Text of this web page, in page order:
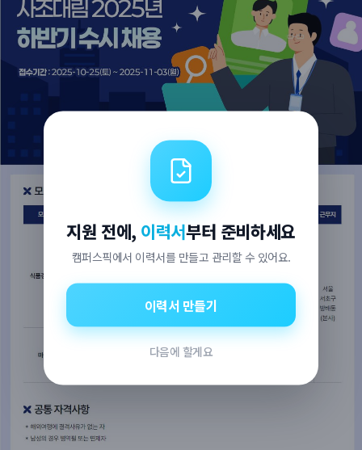
지원 전에, 이력서부터 준비하세요
캠퍼스픽에서 이력서를 만들고 관리할 수 있어요.
이력서 만들기
다음에 할게요